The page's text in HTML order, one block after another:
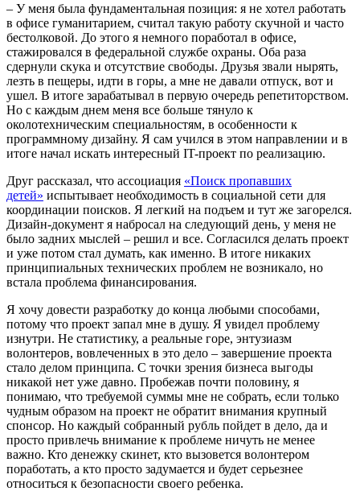
– У меня была фундаментальная позиция: я не хотел работать
в офисе гуманитарием, считал такую работу скучной и часто
бестолковой. До этого я немного поработал в офисе,
стажировался в федеральной службе охраны. Оба раза
сдернули скука и отсутствие свободы. Друзья звали нырять,
лезть в пещеры, идти в горы, а мне не давали отпуск, вот и
ушел. В итоге зарабатывал в первую очередь репетиторством.
Но с каждым днем меня все больше тянуло к
околотехническим специальностям, в особенности к
программному дизайну. Я сам учился в этом направлении и в
итоге начал искать интересный IT-проект по реализацию.
Друг рассказал, что ассоциация «Поиск пропавших
детей» испытывает необходимость в социальной сети для
координации поисков. Я легкий на подъем и тут же загорелся.
Дизайн-документ я набросал на следующий день, у меня не
было задних мыслей – решил и все. Согласился делать проект
и уже потом стал думать, как именно. В итоге никаких
принципиальных технических проблем не возникало, но
встала проблема финансирования.
Я хочу довести разработку до конца любыми способами,
потому что проект запал мне в душу. Я увидел проблему
изнутри. Не статистику, а реальные горе, энтузиазм
волонтеров, вовлеченных в это дело – завершение проекта
стало делом принципа. С точки зрения бизнеса выгоды
никакой нет уже давно. Пробежав почти половину, я
понимаю, что требуемой суммы мне не собрать, если только
чудным образом на проект не обратит внимания крупный
спонсор. Но каждый собранный рубль пойдет в дело, да и
просто привлечь внимание к проблеме ничуть не менее
важно. Кто денежку скинет, кто вызовется волонтером
поработать, а кто просто задумается и будет серьезнее
относиться к безопасности своего ребенка.